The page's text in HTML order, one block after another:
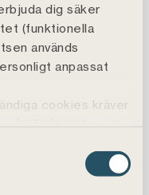
dig säker
(funktionella
används
anpassat
cookies kräver
”Tillåt alla" godtar
gröna näringarna
vi gästas av Anna
Söderslätt i
driva företag där